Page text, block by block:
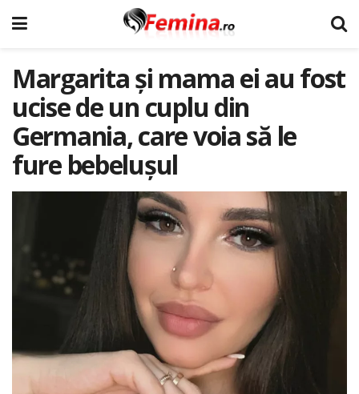
Margarita și mama ei au fost
ucise de un cuplu din
Germania, care voia să le
fure bebelușul